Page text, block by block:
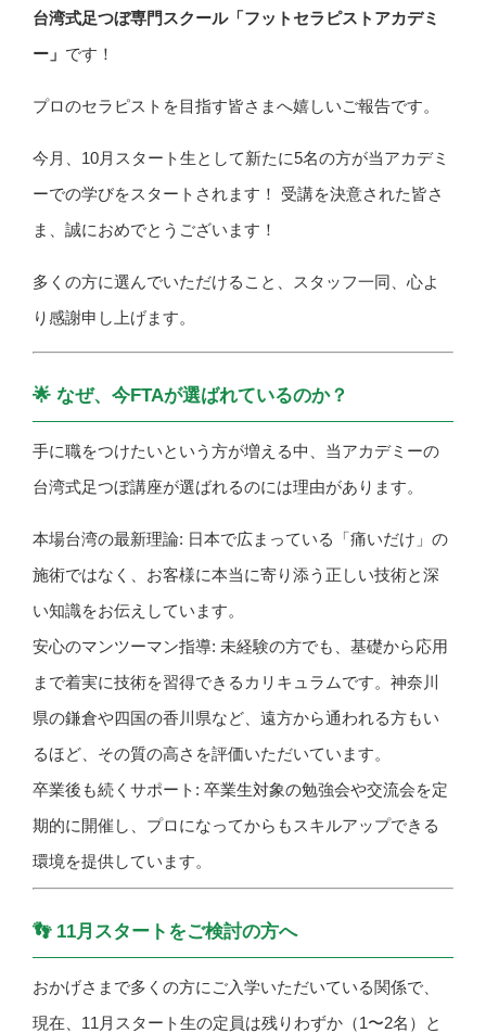
台湾式足つぼ専門スクール「フットセラピストアカデミ
ー」 です！
プロのセラピストを目指す皆さまへ嬉しいご報告です。
今月、10月スタート生として新たに5名の方が当アカデミ
ーでの学びをスタートされます！ 受講を決意された皆さ
ま、誠におめでとうございます！
多くの方に選んでいただけること、スタッフ一同、心よ
り感謝申し上げます。
🌟 なぜ、今FTAが選ばれているのか？
手に職をつけたいという方が増える中、当アカデミーの
台湾式足つぼ講座が選ばれるのには理由があります。
本場台湾の最新理論: 日本で広まっている「痛いだけ」の
施術ではなく、お客様に本当に寄り添う正しい技術と深
い知識をお伝えしています。
安心のマンツーマン指導: 未経験の方でも、基礎から応用
まで着実に技術を習得できるカリキュラムです。神奈川
県の鎌倉や四国の香川県など、遠方から通われる方もい
るほど、その質の高さを評価いただいています。
卒業後も続くサポート: 卒業生対象の勉強会や交流会を定
期的に開催し、プロになってからもスキルアップできる
環境を提供しています。
👣 11月スタートをご検討の方へ
おかげさまで多くの方にご入学いただいている関係で、
現在、11月スタート生の定員は残りわずか（1〜2名）と